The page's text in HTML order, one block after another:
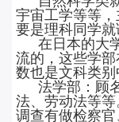
宇宙工学等等
要是理科同学就
在日本的大
流的，这些学
数也是文科类
法学部：顾
法、劳动法等
调查有做检察